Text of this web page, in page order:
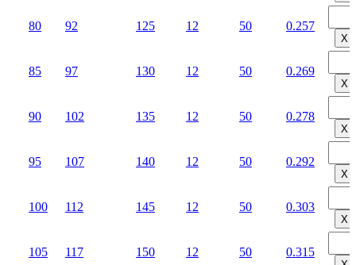
80 92 125 12 50 0.257
Х
85 97 130 12 50 0.269
Х
90 102 135 12 50 0.278
Х
95 107 140 12 50 0.292
Х
100 112 145 12 50 0.303
Х
105 117 150 12 50 0.315